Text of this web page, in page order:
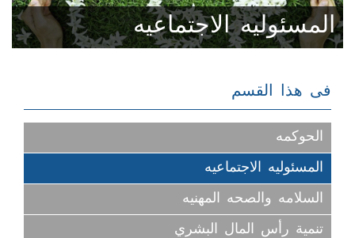
المسئوليه الاجتماعيه
فى هذا القسم
الحوكمه
المسئوليه الاجتماعيه
السلامه والصحه المهنيه
تنمية رأس المال البشري